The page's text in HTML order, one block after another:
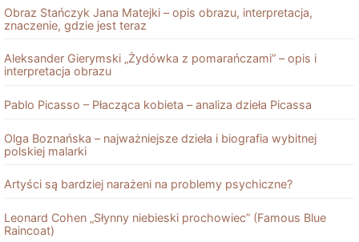
Obraz Stańczyk Jana Matejki – opis obrazu, interpretacja,
znaczenie, gdzie jest teraz
Aleksander Gierymski „Żydówka z pomarańczami” – opis i
interpretacja obrazu
Pablo Picasso – Płacząca kobieta – analiza dzieła Picassa
Olga Boznańska – najważniejsze dzieła i biografia wybitnej
polskiej malarki
Artyści są bardziej narażeni na problemy psychiczne?
Leonard Cohen „Słynny niebieski prochowiec” (Famous Blue
Raincoat)